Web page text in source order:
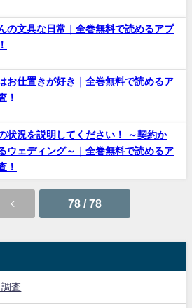
の文具な日常｜全巻無料で読めるアプ
お仕置きが好き｜全巻無料で読めるア
！
状況を説明してください！ ～契約か
ウェディング～｜全巻無料で読めるア
！
78 / 78
査